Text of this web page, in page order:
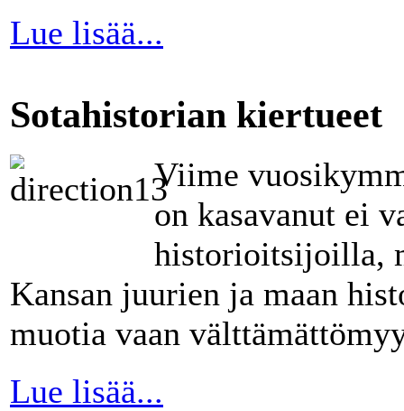
Lue lisää...
Sotahistorian kiertueet
Viime
on kasavanut ei
historioitsijoilla,
Kansan juurien ja maan
muotia vaan
Lue lisää...